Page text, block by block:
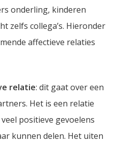
onderling, kinderen
zelfs collega’s. Hieronder
affectieve relaties
relatie: dit gaat over een
Het is een relatie
positieve gevoelens
kunnen delen. Het uiten